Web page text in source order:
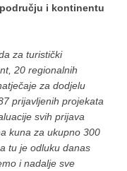
i kontinentu
za turistički
20 regionalnih
za dodjelu
prijavljenih projekata
svih prijava
kuna za ukupno 300
tu je odluku danas
i nadalje sve